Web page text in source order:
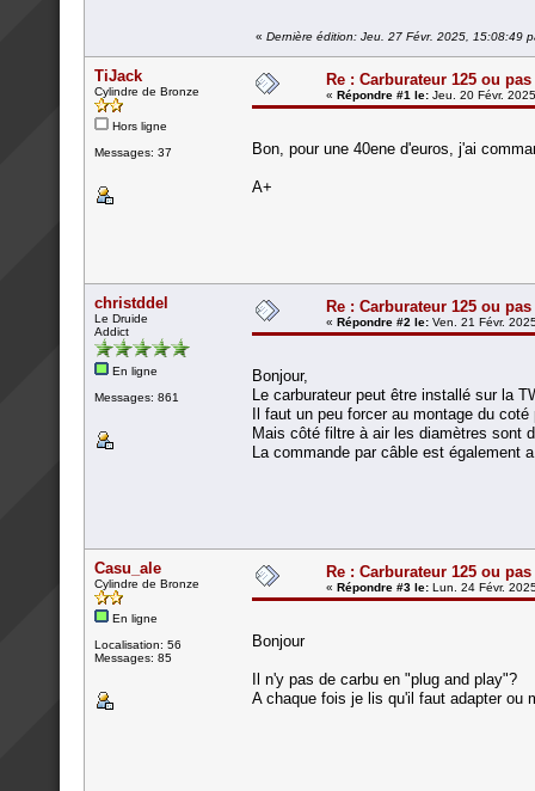
« Dernière édition: Jeu. 27 Févr. 2025, 15:08:49
TiJack
Cylindre de Bronze
Hors ligne
Messages: 37
Re : Carburateur 125 ou
« Répondre #1 le: Jeu. 20 Févr.
Bon, pour une 40ene d'euros, j'ai
A+
christddel
Le Druide
Addict
En ligne
Messages: 861
Re : Carburateur 125 ou
« Répondre #2 le: Ven. 21 Févr.
Bonjour,
Le carburateur peut être installé sur la
Il faut un peu forcer au montage du
Mais côté filtre à air les diamètres sont
La commande par câble est également
Casu_ale
Cylindre de Bronze
En ligne
Localisation: 56
Messages: 85
Re : Carburateur 125 ou
« Répondre #3 le: Lun. 24 Févr.
Bonjour
Il n'y pas de carbu en "plug and play"?
A chaque fois je lis qu'il faut adapter ou